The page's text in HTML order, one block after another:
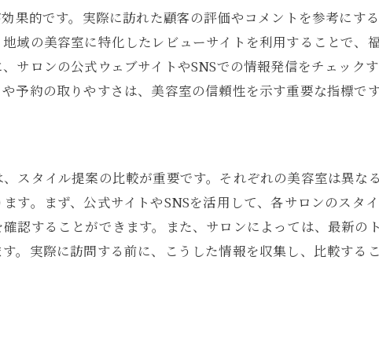
期的なメンテナンス
バイスを活かす方法
タイリングの工夫
ト技術を見極める
ミを活用する方法
ートメントを試す
約の際の注意点
果的です。実際に訪れた顧客の評価やコメントを参考にす
域の美容室に特化したレビューサイトを利用することで、
サロンの公式ウェブサイトやSNSでの情報発信をチェック
約の取りやすさは、美容室の信頼性を示す重要な指標です
スタイル提案の比較が重要です。それぞれの美容室は異な
す。まず、公式サイトやSNSを活用して、各サロンのスタ
認することができます。また、サロンによっては、最新の
。実際に訪問する前に、こうした情報を収集し、比較する